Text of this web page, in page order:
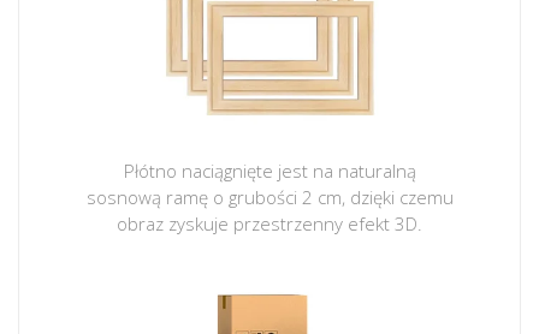
Płótno naciągnięte jest na naturalną
sosnową ramę o grubości 2 cm, dzięki czemu
obraz zyskuje przestrzenny efekt 3D.